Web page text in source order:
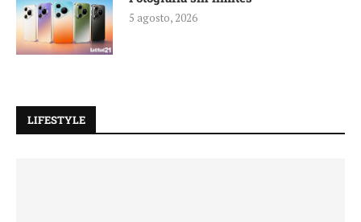
5 agosto, 2026
LIFESTYLE